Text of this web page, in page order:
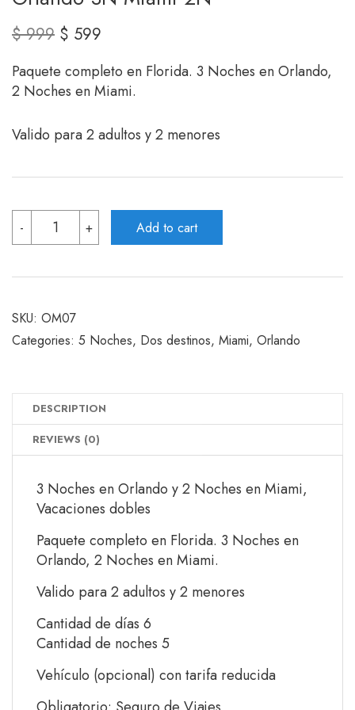
$999 Original
was:
$ 999.
$ 599
is:
$ 599.
Paquete completo en Florida. 3 Noches en Orlando,
2 Noches en Miami.
Valido para 2 adultos y 2 menores
-
Orlando
2N
+ Add to cart
SKU: OM07
Categories: 5 Noches, Dos destinos, Miami, Orlando
DESCRIPTION
REVIEWS (0)
3 Noches en Orlando y 2 Noches en Miami,
Vacaciones dobles
Paquete completo en Florida. 3 Noches en
Orlando, 2 Noches en Miami.
Valido para 2 adultos y 2 menores
Cantidad de días 6
Cantidad de noches 5
Vehículo (opcional) con tarifa reducida